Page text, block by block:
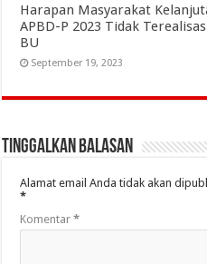
Harapan Masyarakat
APBD-P 2023 Tidak
BU
September 19, 2023
Tinggalkan Balasan
Alamat email Anda tidak akan
*
Komentar*